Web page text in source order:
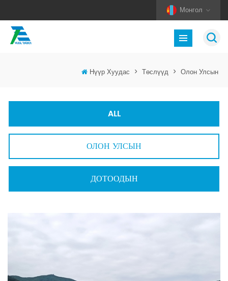
Монгол
Нүүр Хуудас > Төслүүд > Олон Улсын
ALL
ОЛОН УЛСЫН
ДОТООДЫН